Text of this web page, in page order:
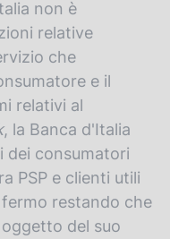
non è
relative
che
e il
relativi al
, la Banca d'Italia
dei consumatori
PSP e clienti utili
restando che
del suo